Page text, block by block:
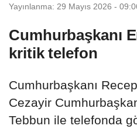
Yayınlanma: 29 Mayıs 2026 -
Cumhurbaşkanı
kritik telefon
Cumhurbaşkanı
Cezayir
Tebbun ile telefonda